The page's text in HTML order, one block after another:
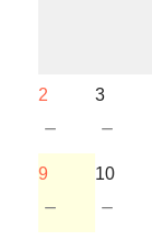
2
－
3
－
9
－
10
－